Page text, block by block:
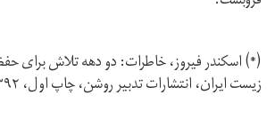
(*) اسکندر فیروز، خاطرات: دو دهه تلاش برای
زیست ایران، انتشارات تدبیر روشن، چاپ اول، ۱۳۹۲